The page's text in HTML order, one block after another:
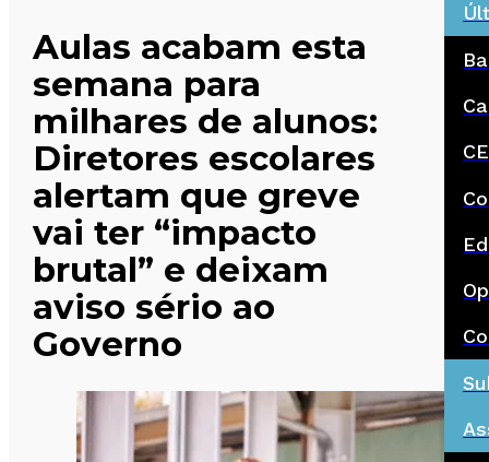
Aulas acabam esta
semana para
milhares de alunos:
Diretores escolares
alertam que greve
vai ter “impacto
brutal” e deixam
aviso sério ao
Governo